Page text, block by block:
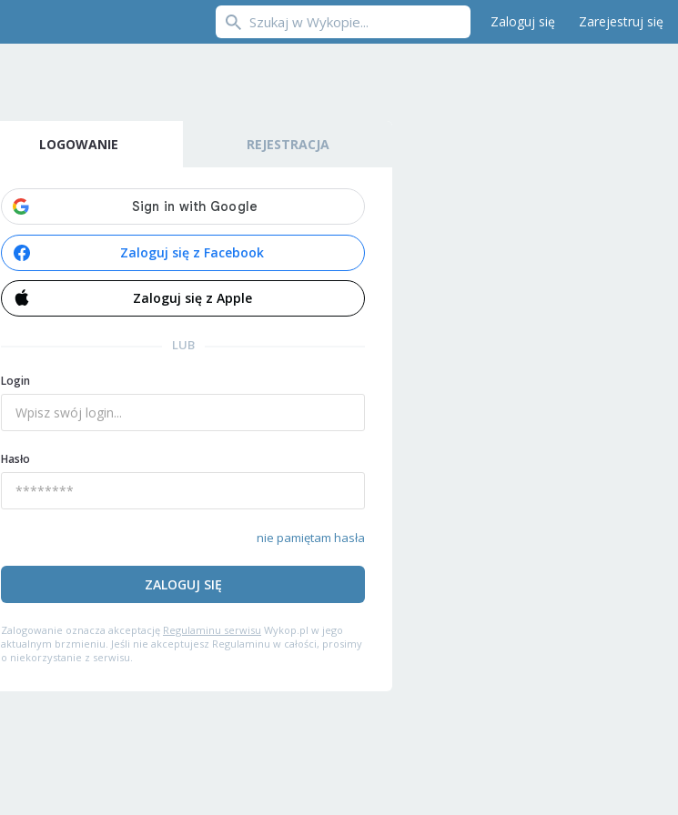
Zaloguj się Zarejestruj się
LOGOWANIE REJESTRACJA
Zaloguj się z Facebook
Zaloguj się z Apple
LUB
Login
Hasło
nie pamiętam hasła
ZALOGUJ SIĘ
Zalogowanie oznacza akceptację Regulaminu serwisu Wykop.pl w jego
aktualnym brzmieniu. Jeśli nie akceptujesz Regulaminu w całości, prosimy
o niekorzystanie z serwisu.